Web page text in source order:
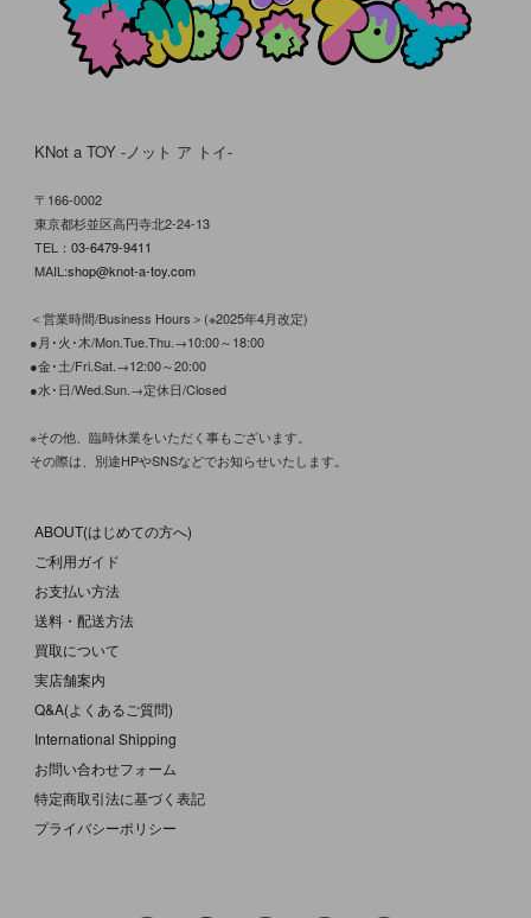
KNot a TOY -ノット ア トイ-
〒166-0002
東京都杉並区高円寺北2-24-13
TEL： 03-6479-9411
MAIL:shop@knot-a-toy.com
＜営業時間/Business Hours＞(※2025年4月改定)
●月･火･木/Mon.Tue.Thu.→10:00～18:00
●金･土/Fri.Sat.→12:00～20:00
●水･日/Wed.Sun.→定休日/Closed
※その他、臨時休業をいただく事もございます。
その際は、別途HPやSNSなどでお知らせいたします。
ABOUT(はじめての方へ)
ご利用ガイド
お支払い方法
送料・配送方法
買取について
実店舗案内
Q&A(よくあるご質問)
International Shipping
お問い合わせフォーム
特定商取引法に基づく表記
プライバシーポリシー